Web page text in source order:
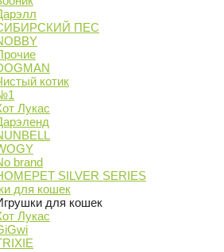
ПЕС
котик
Лукас
brand
SILVER SERIES
для кошек
для кошек
Лукас